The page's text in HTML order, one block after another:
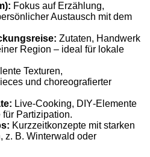
Fokus auf Erzählung,
Austausch mit dem
Zutaten, Handwerk
Region – ideal für lokale
Texturen,
und choreografierter
Live‑Cooking, DIY‑Elemente
Partizipation.
Kurzzeitkonzepte mit starken
z. B. Winterwald oder